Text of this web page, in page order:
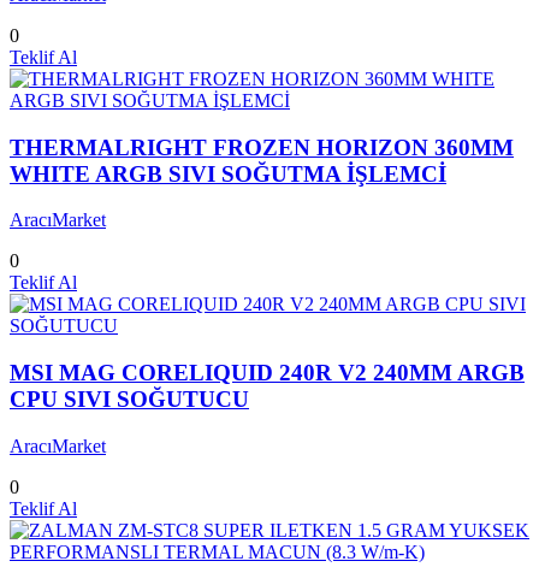
0
Teklif Al
THERMALRIGHT FROZEN HORIZON 360MM
WHITE ARGB SIVI SOĞUTMA İŞLEMCİ
AracıMarket
0
Teklif Al
MSI MAG CORELIQUID 240R V2 240MM ARGB
CPU SIVI SOĞUTUCU
AracıMarket
0
Teklif Al